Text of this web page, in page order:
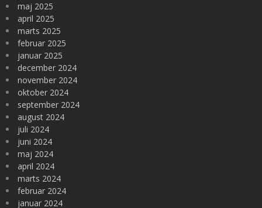
maj 2025
april 2025
marts 2025
februar 2025
januar 2025
december 2024
november 2024
oktober 2024
september 2024
august 2024
juli 2024
juni 2024
maj 2024
april 2024
marts 2024
februar 2024
januar 2024